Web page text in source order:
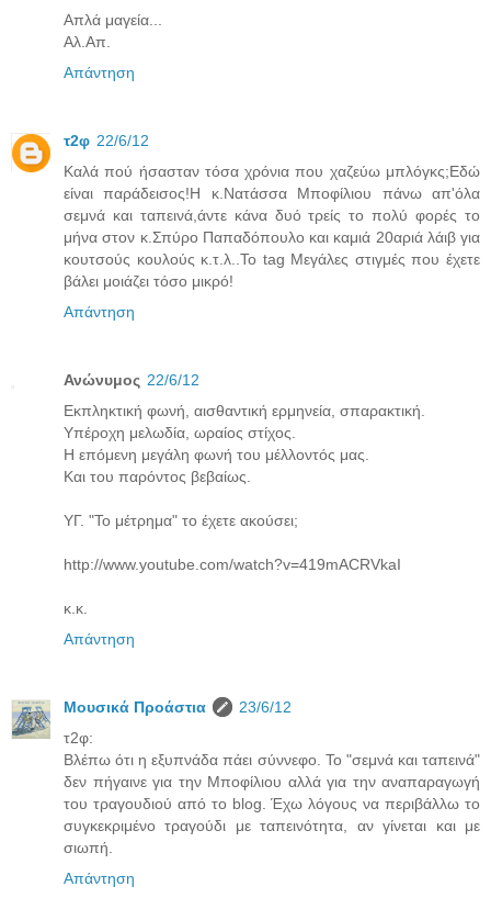
Απλά μαγεία...
Αλ.Απ.
Απάντηση
τ2φ 22/6/12
Καλά πού ήσασταν τόσα χρόνια που χαζεύω μπλόγκς;Εδώ
είναι παράδεισος!Η κ.Νατάσσα Μποφίλιου πάνω απ'όλα
σεμνά και ταπεινά,άντε κάνα δυό τρείς το πολύ φορές το
μήνα στον κ.Σπύρο Παπαδόπουλο και καμιά 20αριά λάιβ για
κουτσούς κουλούς κ.τ.λ..Το tag Μεγάλες στιγμές που έχετε
βάλει μοιάζει τόσο μικρό!
Απάντηση
Ανώνυμος 22/6/12
Εκπληκτική φωνή, αισθαντική ερμηνεία, σπαρακτική.
Υπέροχη μελωδία, ωραίος στίχος.
Η επόμενη μεγάλη φωνή του μέλλοντός μας.
Και του παρόντος βεβαίως.
ΥΓ. "Το μέτρημα" το έχετε ακούσει;
http://www.youtube.com/watch?v=419mACRVkaI
κ.κ.
Απάντηση
Μουσικά Προάστια
23/6/12
τ2φ:
Βλέπω ότι η εξυπνάδα πάει σύννεφο. Το "σεμνά και ταπεινά"
δεν πήγαινε για την Μποφίλιου αλλά για την αναπαραγωγή
του τραγουδιού από το blog. Έχω λόγους να περιβάλλω το
συγκεκριμένο τραγούδι με ταπεινότητα, αν γίνεται και με
σιωπή.
Απάντηση